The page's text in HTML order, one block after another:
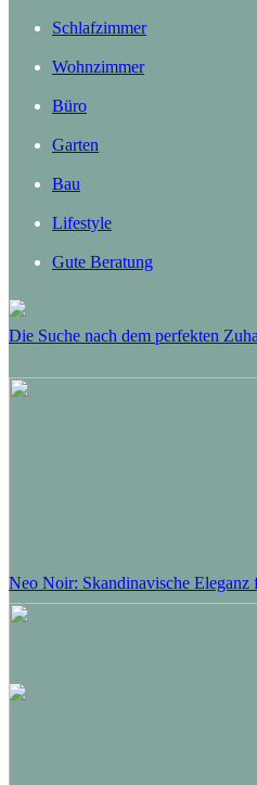
Schlafzimmer
Wohnzimmer
Büro
Garten
Bau
Lifestyle
Gute Beratung
Die Suche nach dem perfekten
Neo Noir: Skandinavische Eleganz